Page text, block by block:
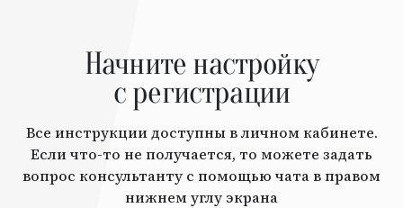
Начните настройку
с регистрации
Все инструкции доступны в личном кабинете.
Если что-то не получается, то можете задать
вопрос консультанту с помощью чата в правом
нижнем углу экрана